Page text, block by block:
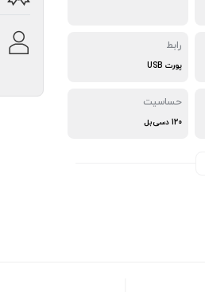
رابط
پورت USB
حساسیت
120 دسی‌بل